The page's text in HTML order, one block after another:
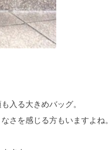
入る大きめバッグ。
さを感じる方もいますよね。